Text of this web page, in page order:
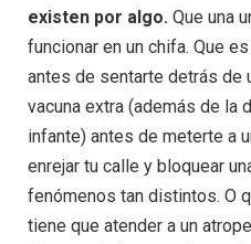
existen por algo. Que una
funcionar en un chifa. Que
antes de sentarte detrás de
vacuna extra (además de la
infante) antes de meterte a
enrejar tu calle y bloquear
fenómenos tan distintos. O
tiene que atender a un